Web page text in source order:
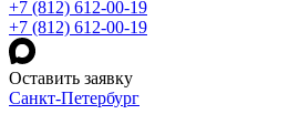
+7 (812) 612-00-19
+7 (812) 612-00-19
Оставить заявку
Санкт-Петербург